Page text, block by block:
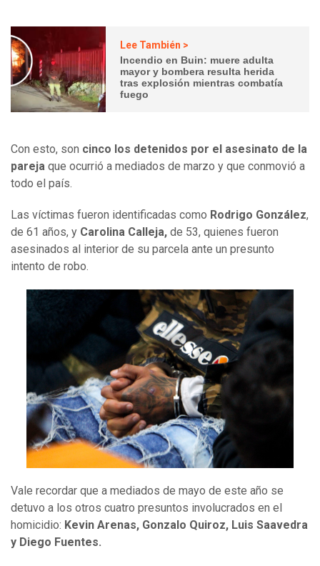
Lee También >
Incendio en Buin: muere adulta
mayor y bombera resulta herida
tras explosión mientras combatía
fuego
Con esto, son cinco los detenidos por el asesinato de la
pareja que ocurrió a mediados de marzo y que conmovió a
todo el país.
Las víctimas fueron identificadas como Rodrigo González,
de 61 años, y Carolina Calleja, de 53, quienes fueron
asesinados al interior de su parcela ante un presunto
intento de robo.
Vale recordar que a mediados de mayo de este año se
detuvo a los otros cuatro presuntos involucrados en el
homicidio: Kevin Arenas, Gonzalo Quiroz, Luis Saavedra
y Diego Fuentes.